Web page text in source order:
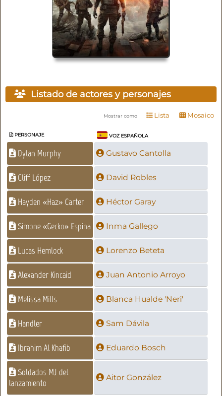
Listado de actores y personajes
Mostrar como Lista Mosaico
PERSONAJE VOZ ESPAÑOLA
Dylan Murphy Gustavo Cantolla
Cliff López David Robles
Hayden «Haz» Carter Héctor Garay
Simone «Gecko» Espina Inma Gallego
Lucas Hemlock Lorenzo Beteta
Alexander Kincaid Juan Antonio Arroyo
Melissa Mills Blanca Hualde 'Neri'
Handler Sam Dávila
Ibrahim Al Khafib Eduardo Bosch
Soldados MJ del
lanzamiento
Aitor González